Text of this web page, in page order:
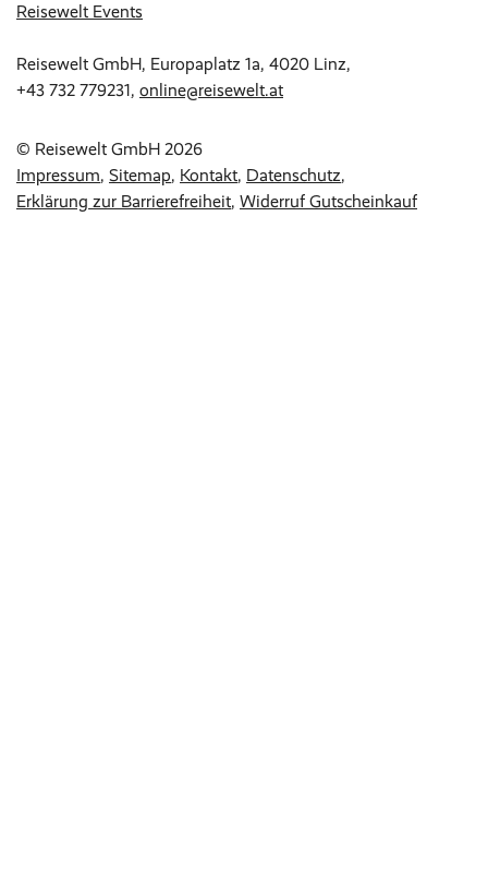
Reisewelt Events
Reisewelt GmbH, Europaplatz 1a, 4020 Linz,
+43 732 779231, online@reisewelt.at
© Reisewelt GmbH 2026
Impressum Sitemap Kontakt Datenschutz
Erklärung zur Barrierefreiheit Widerruf Gutscheinkauf